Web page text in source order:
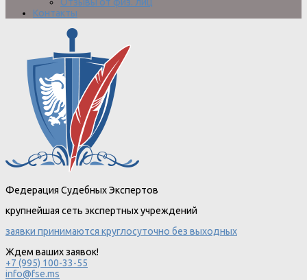
Отзывы от физ. лиц
Контакты
Федерация Судебных Экспертов
крупнейшая сеть экспертных учреждений
заявки принимаются круглосуточно без выходных
Ждем ваших заявок!
+7 (995) 100-33-55
info@fse.ms